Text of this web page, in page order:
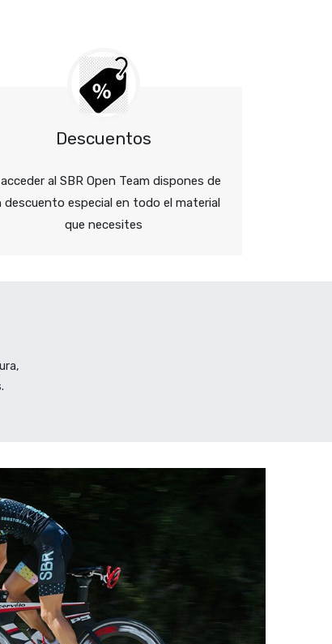
Descuentos
al SBR Open Team dispones de
descuento especial en todo el material
que necesites